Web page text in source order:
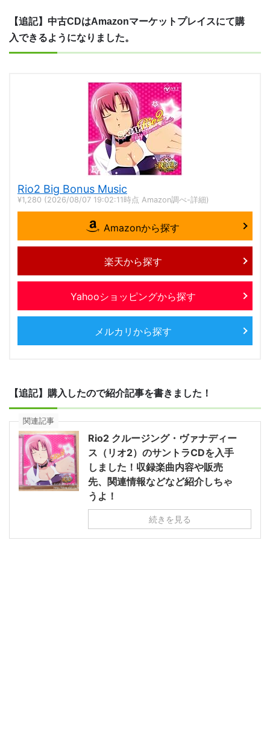
【追記】中古CDはAmazonマーケットプレイスにて購
入できるようになりました。
Rio2 Big Bonus Music
¥1,280 (2026/08/07 19:02:11時点 Amazon調べ-詳細)
Amazonから探す
楽天から探す
Yahooショッピングから探す
メルカリから探す
【追記】購入したので紹介記事を書きました！
関連記事
Rio2 クルージング・ヴァナディー
ス（リオ2）のサントラCDを入手
しました！収録楽曲内容や販売
先、関連情報などなど紹介しちゃ
うよ！
続きを見る